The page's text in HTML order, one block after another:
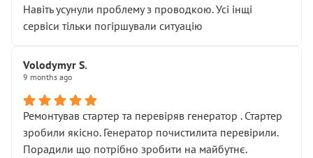
Навіть усунули проблему з проводкою. Усі інщі
сервіси тільки погіршували ситуацію
Volodymyr S.
9 months ago
Ремонтував стартер та перевіряв генератор . Стартер
зробили якісно. Генератор почистилита перевірили.
Порадили що потрібно зробити на майбутнє.